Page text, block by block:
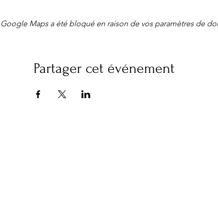
Google Maps a été bloqué en raison de vos paramètres de
Partager cet événement